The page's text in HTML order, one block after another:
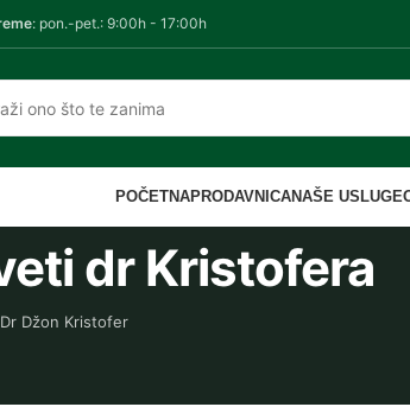
: pon.-pet.: 9:00h - 17:00h
POČETNAPRODAVNICANAŠE USLUGE
dr Kristofera
Dr Džon Kristofer